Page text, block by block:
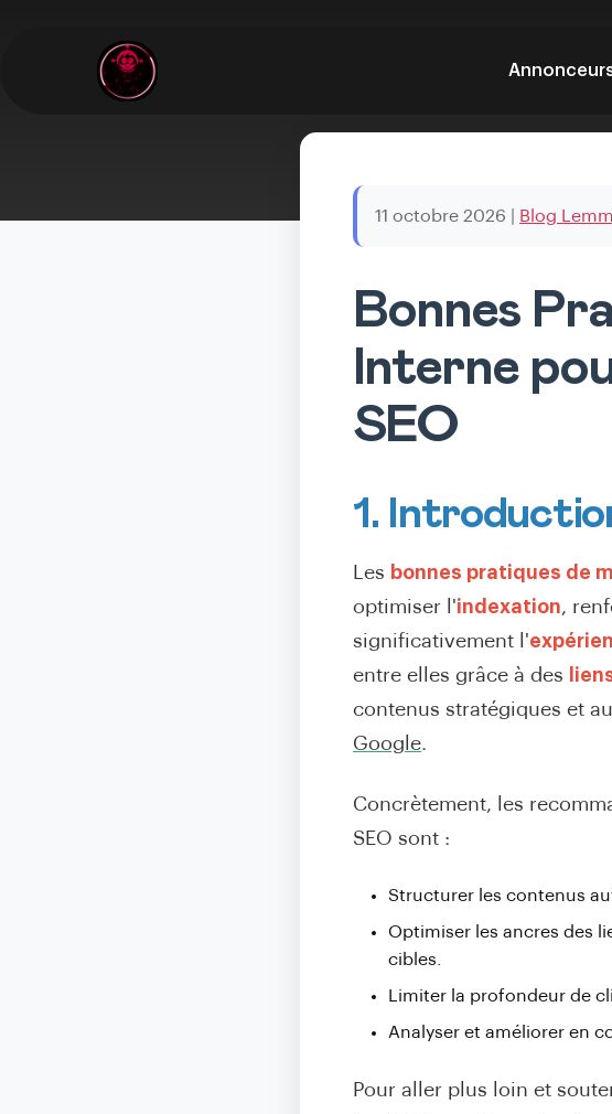
11 octobre 2026 Blog
Bonnes
Interne
SEO
1.
Les bonnes pratiques de
optimiser l'indexation,
significativement l'
entre elles grâce à des
contenus stratégiques et
Google.
Concrètement, les
SEO sont :
Structurer les contenus
Optimiser les ancres des
cibles.
Limiter la profondeur de
Analyser et améliorer en
Pour aller plus loin et